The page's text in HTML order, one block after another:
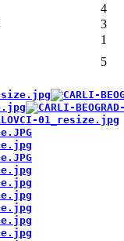
4
3
1
5